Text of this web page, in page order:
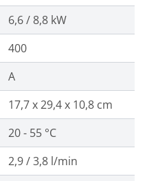
6,6 / 8,8 kW
400
A
17,7 x 29,4 x 10,8 cm
20 - 55 °C
2,9 / 3,8 l/min